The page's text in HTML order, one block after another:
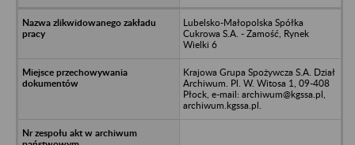
Lubelsko-Małopolska Spółka
Cukrowa S.A. - Zamość, Rynek
Wielki 6
Krajowa Grupa Spożywcza S.A. Dział
Archiwum. Pl. W. Witosa 1, 09-408
Płock, e-mail: archiwum@kgssa.pl,
archiwum.kgssa.pl.